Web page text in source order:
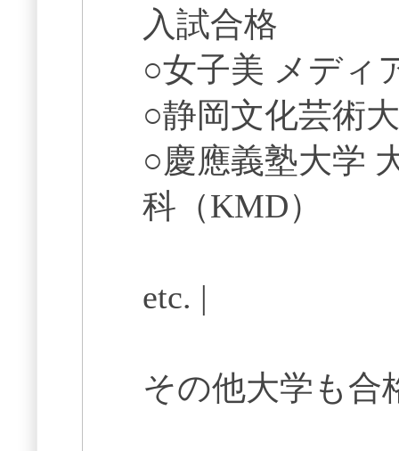
入試合格
○女子美 メディ
○静岡文化芸術
○慶應義塾大学
科（KMD）
etc. |
その他大学も合